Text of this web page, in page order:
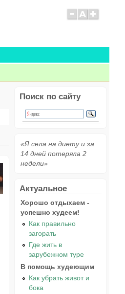
Поиск по сайту
«Я села на диету и за
14 дней потеряла 2
недели»
Актуальное
Хорошо отдыхаем -
успешно худеем!
Как правильно
загорать
Где жить в
зарубежном туре
В помощь худеющим
Как убрать живот и
бока